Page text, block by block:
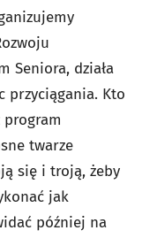
Seniora, działa
przyciągania. Kto
program
twarze
się i troją, żeby
jak
później na